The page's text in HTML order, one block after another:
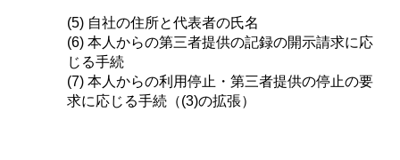
(5) 自社の住所と代表者の氏名
(6) 本人からの第三者提供の記録の開示請求に応
じる手続
(7) 本人からの利用停止・第三者提供の停止の要
求に応じる手続（(3)の拡張）